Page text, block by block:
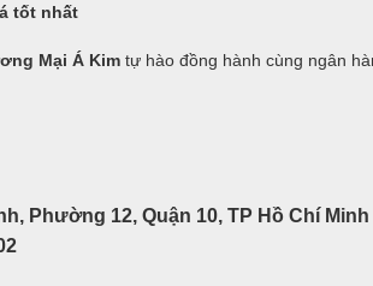
tốt nhất
Mại Á Kim tự hào đồng hành cùng ngân
Phường 12, Quận 10, TP Hồ Chí Minh